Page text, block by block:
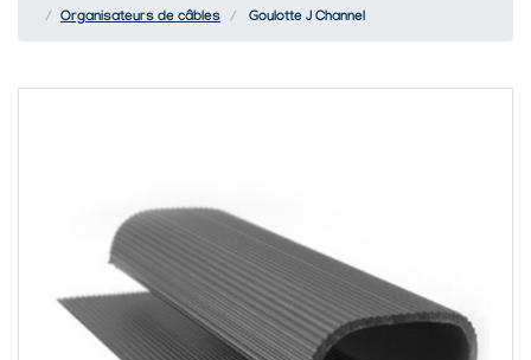
Organisateurs de câbles Goulotte J Channel